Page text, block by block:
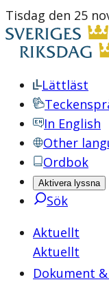
Tisdag den 25
Lättläst
In English
Other
Ordbok
Aktivera lyssna
Sök
Aktuellt
Aktuellt
Dokument